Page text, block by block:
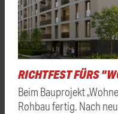
RICHTFEST FÜRS
Beim Bauprojekt
Rohbau fertig. Nach